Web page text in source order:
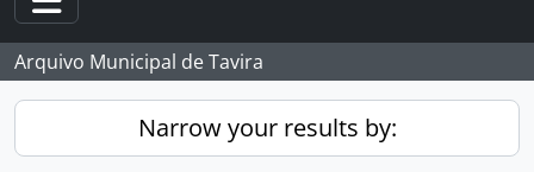
Toggle navigation
Arquivo Municipal de Tavira
Narrow your results by: